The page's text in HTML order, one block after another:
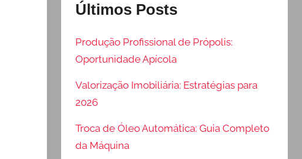
Últimos Posts
Produção Profissional de Própolis:
Oportunidade Apícola
Valorização Imobiliária: Estratégias para
2026
Troca de Óleo Automática: Guia Completo
da Máquina